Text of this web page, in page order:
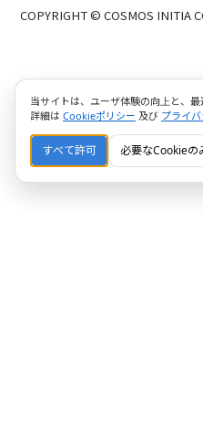
COPYRIGHT © COSMOS INITIA
当サイトは、ユーザ体験の向上と、
詳細は Cookieポリシー 及び プライ
すべて許可 必要なCookieの